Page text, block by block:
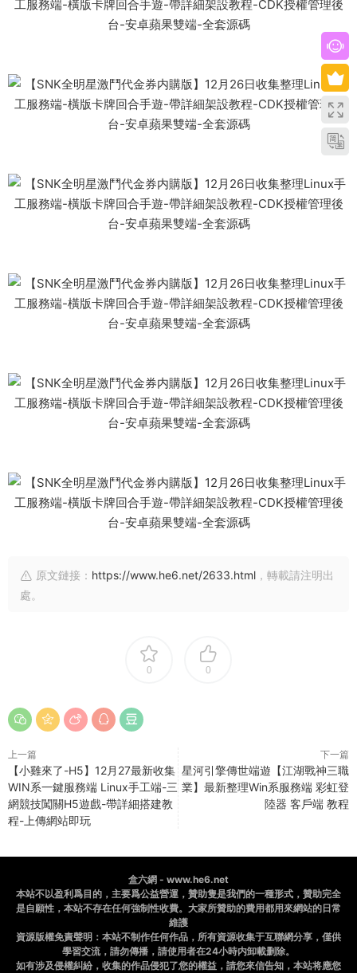
原文鏈接： https://www.he6.net/2633.html ，轉載請注明出
處。
0 0
上一篇
【小雞來了-H5】12月27最新收集
WIN系一鍵服務端 Linux手工端-三
網競技闖關H5遊戲-帶詳細搭建教
程-上傳網站即玩
下一篇
星河引擎傳世端遊【江湖戰神三職
業】最新整理Win系服務端 彩虹登
陸器 客戶端 教程
盒六網 - www.he6.net
本站不以盈利爲目的，主要爲公益營運，贊助隻是我們的一種形式，贊助完全
是自願性，本站不存在任何強制性收費。大家所贊助的費用都用來網站的日常
維護
資源版權免責聲明：本站不制作任何作品，所有資源收集于互聯網分享，僅供
學習交流，請勿傳播，請使用者在24小時内卸載删除。
如有涉及侵權糾紛，收集的作品侵犯了您的權益，請您來信告知，本站将應您